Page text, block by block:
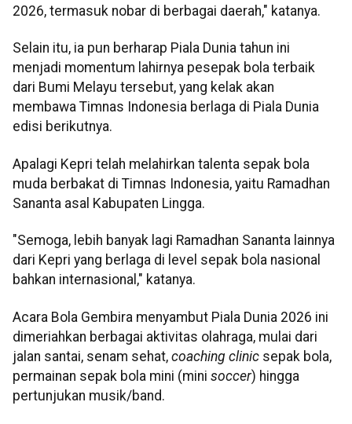
2026, termasuk nobar di berbagai daerah," katanya.
Selain itu, ia pun berharap Piala Dunia tahun ini
menjadi momentum lahirnya pesepak bola terbaik
dari Bumi Melayu tersebut, yang kelak akan
membawa Timnas Indonesia berlaga di Piala Dunia
edisi berikutnya.
Apalagi Kepri telah melahirkan talenta sepak bola
muda berbakat di Timnas Indonesia, yaitu Ramadhan
Sananta asal Kabupaten Lingga.
"Semoga, lebih banyak lagi Ramadhan Sananta lainnya
dari Kepri yang berlaga di level sepak bola nasional
bahkan internasional," katanya.
Acara Bola Gembira menyambut Piala Dunia 2026 ini
dimeriahkan berbagai aktivitas olahraga, mulai dari
jalan santai, senam sehat, coaching clinic sepak bola,
permainan sepak bola mini (mini soccer) hingga
pertunjukan musik/band.